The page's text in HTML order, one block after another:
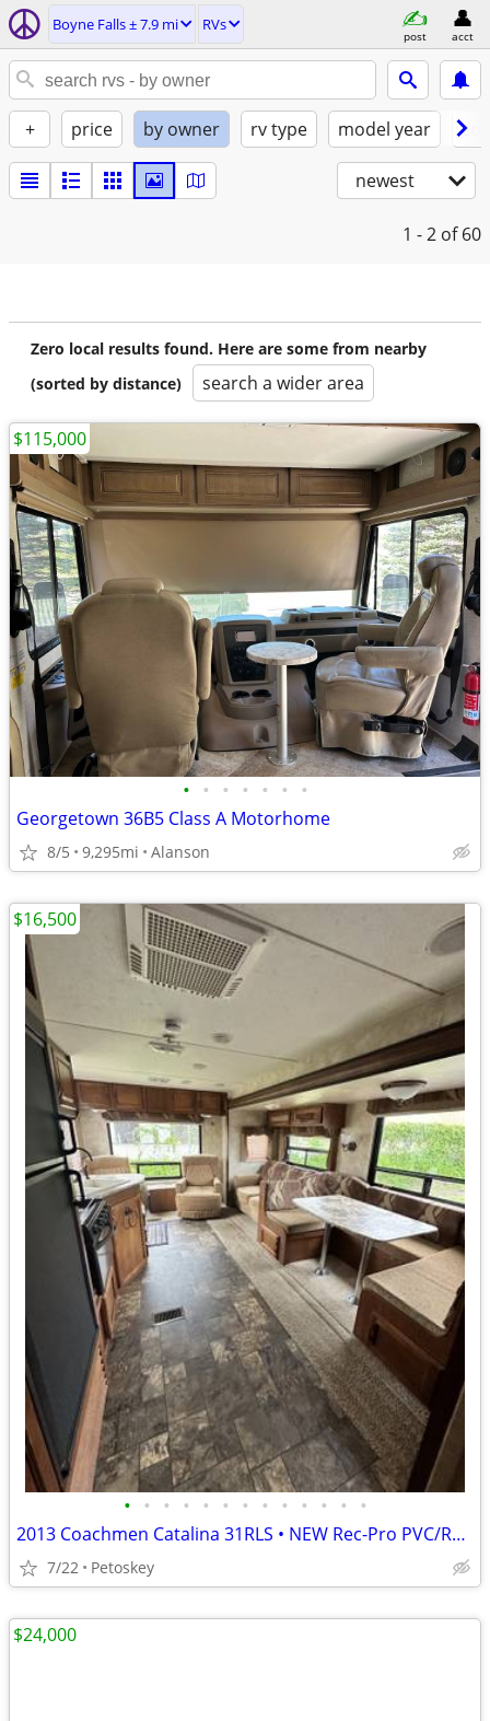
Boyne Falls ± 7.9 mi RVs
post acct
+ price by owner rv type model year
newest
1 - 2 of 60
Zero local results found. Here are some from nearby
(sorted by distance)
search a wider area
• • • • • • •
Georgetown 36B5 Class A Motorhome
8/5 9,295mi Alanson
$115,000
• • • • • • • • • • • • •
2013 Coachmen Catalina 31RLS • NEW Rec-Pro PVC/Rubber Roof • 2 Slides
7/22 Petoskey
$16,500
$24,000